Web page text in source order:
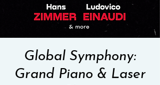
Global Symphony:
Grand Piano & Laser